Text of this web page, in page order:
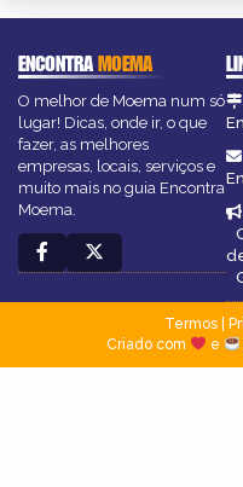
ENCONTRAMOEMA
O melhor de Moema num só
lugar! Dicas, onde ir, o que
fazer, as melhores
empresas, locais, serviços e
muito mais no guia Encontra
Moema.
Termos|
Criado com
e